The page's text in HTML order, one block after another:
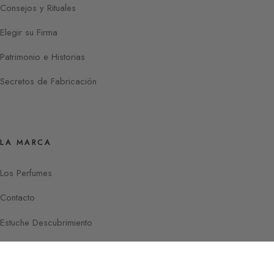
Consejos y Rituales
Elegir su Firma
Patrimonio e Historias
Secretos de Fabricación
LA MARCA
Los Perfumes
Contacto
Estuche Descubrimiento